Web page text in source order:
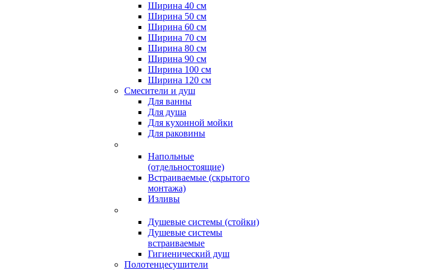
Ширина 40 см
Ширина 50 см
Ширина 60 см
Ширина 70 см
Ширина 80 см
Ширина 90 см
Ширина 100 см
Ширина 120 см
Смесители и душ
Для ванны
Для душа
Для кухонной мойки
Для раковины
Напольные
(отдельностоящие)
Встраиваемые (скрытого
монтажа)
Изливы
Душевые системы (стойки)
Душевые системы
встраиваемые
Гигиенический душ
Полотенцесушители